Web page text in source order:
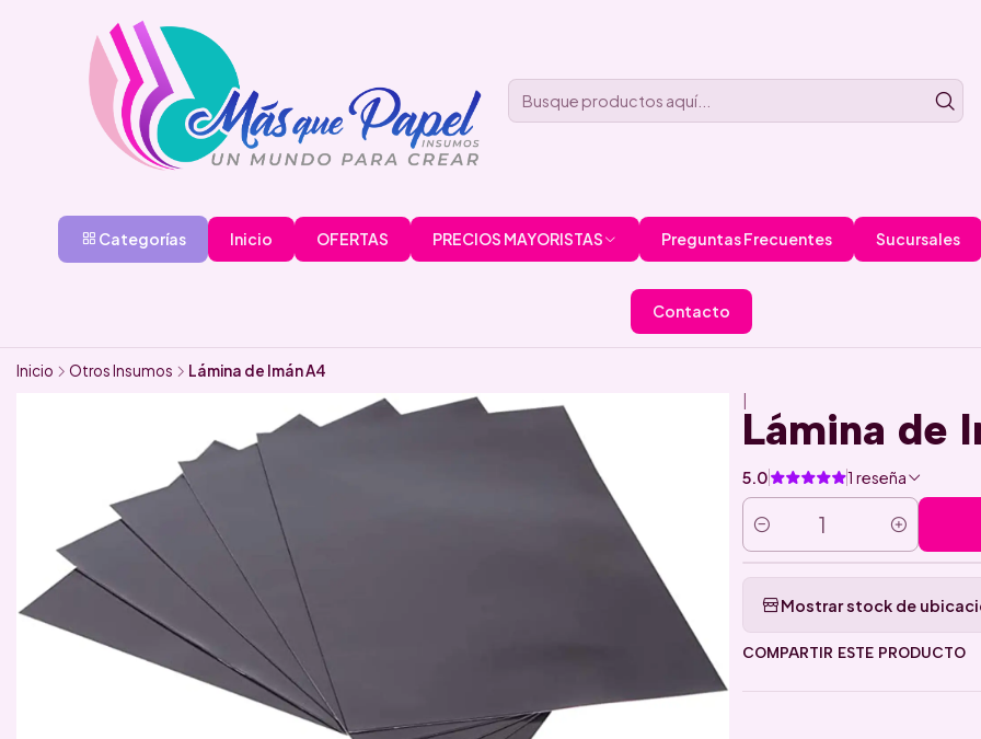
Categorías Inicio OFERTAS PRECIOS MAYORISTAS Preguntas Frecuentes Sucursales
Contacto
Inicio Otros Insumos
Lámina de Imán A4
Lámina de
5.0 1 reseña
Cantidad
Mostrar stock de
COMPARTIR ESTE PRODUCTO